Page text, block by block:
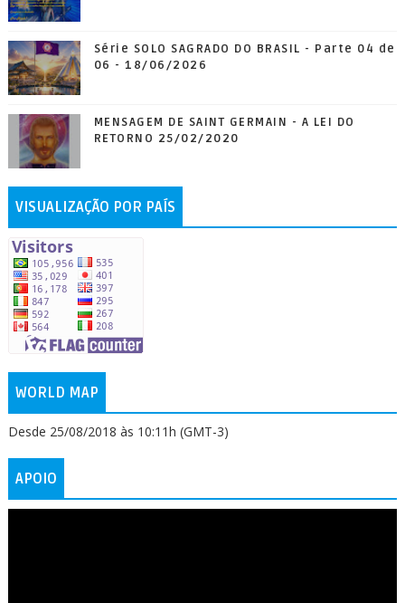
Série SOLO SAGRADO DO BRASIL - Parte 04 de
06 - 18/06/2026
MENSAGEM DE SAINT GERMAIN - A LEI DO
RETORNO 25/02/2020
VISUALIZAÇÃO POR PAÍS
WORLD MAP
Desde 25/08/2018 às 10:11h (GMT-3)
APOIO